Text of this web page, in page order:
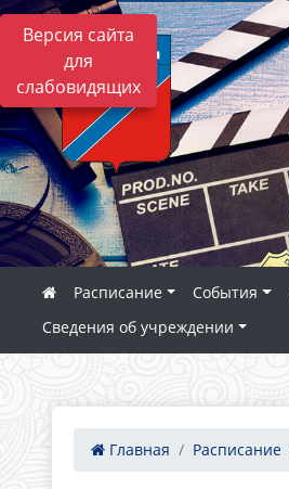
Версия сайта
для
слабовидящих
Расписание События
Сведения об учреждении
Главная Расписание